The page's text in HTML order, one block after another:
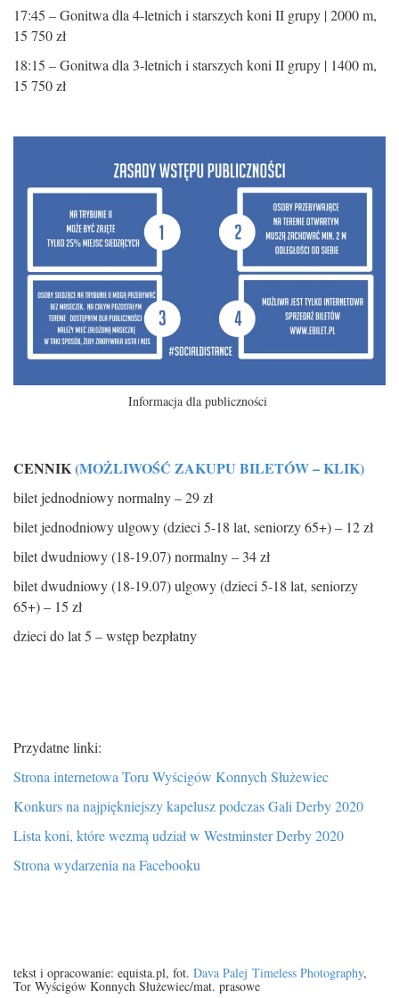
17:45 – Gonitwa dla 4-letnich i starszych koni II grupy | 2000 m,
15 750 zł
18:15 – Gonitwa dla 3-letnich i starszych koni II grupy | 1400 m,
15 750 zł
Informacja dla publiczności
CENNIK(MOŻLIWOŚĆ ZAKUPU BILETÓW – KLIK)
bilet jednodniowy normalny – 29 zł
bilet jednodniowy ulgowy (dzieci 5-18 lat, seniorzy 65+) – 12 zł
bilet dwudniowy (18-19.07) normalny – 34 zł
bilet dwudniowy (18-19.07) ulgowy (dzieci 5-18 lat, seniorzy
65+) – 15 zł
dzieci do lat 5 – wstęp bezpłatny
Przydatne linki:
Strona internetowa Toru Wyścigów Konnych Służewiec
Konkurs na najpiękniejszy kapelusz podczas Gali Derby 2020
Lista koni, które wezmą udział w Westminster Derby 2020
Strona wydarzenia na Facebooku
tekst i opracowanie: equista.pl, fot. Dava Palej Timeless Photography,
Tor Wyścigów Konnych Służewiec/mat. prasowe